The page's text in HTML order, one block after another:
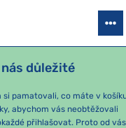
důležité
pamatovali, co máte v
abychom vás neobtěžovali
přihlašovat. Proto od vás
BALÍČKY PRO DĚTI